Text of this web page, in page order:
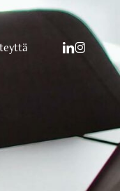
linkedin
instagram